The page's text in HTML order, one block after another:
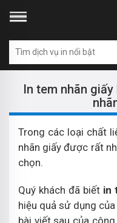
In tem nhãn
Trong các loại chất
nhãn giấy được rất
chọn.
Quý khách đã biết in
hiệu quả sử dụng
bài viết sau của